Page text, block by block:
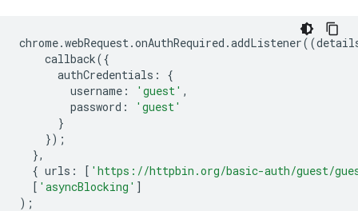
chrome.webRequest.onAuthRequired .addListener((
callback({
authCredentials :
{
username : 'guest' ,
password :
'guest'
}
});
},
{ urls : [ 'https://httpbin.org/basic-auth/guest/
[ 'asyncBlocking' ]
);